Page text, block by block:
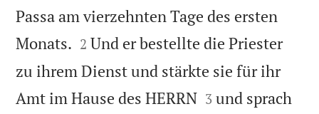
Passa am vierzehnten Tage des ersten
Monats. 

2 Und er bestellte die Priester
zu ihrem Dienst und stärkte sie für ihr
Amt im Hause des HERRN
3 und sprach